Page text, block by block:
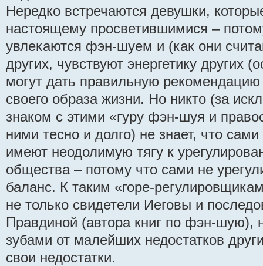
Нередко встречаются девушки,
настоящему просветившимися –
увлекаются фэн-шуем и (как они
других, чувствуют энергетику других
могут дать правильную
своего образа жизни. Но никто (за
знаком с этими «гуру фэн-шуя и
ними тесно и долго) не знает, что
имеют неодолимую тягу к
общества – потому что сами не
баланс. К таким «горе-
не только свидетели Иеговы и
Правдиной (автора книг по фэн-шую),
зубами от малейших недостатков
свои недостатки.